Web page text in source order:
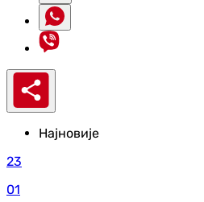
Најновије
23
01